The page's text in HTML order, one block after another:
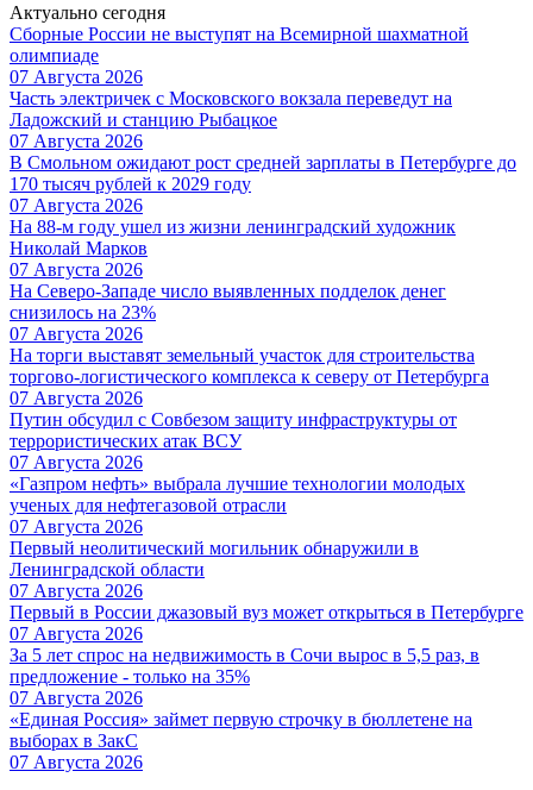
Актуально сегодня
Сборные России не выступят на Всемирной шахматной
олимпиаде
07 Августа 2026
Часть электричек с Московского вокзала переведут на
Ладожский и станцию Рыбацкое
07 Августа 2026
В Смольном ожидают рост средней зарплаты в Петербурге до
170 тысяч рублей к 2029 году
07 Августа 2026
На 88-м году ушел из жизни ленинградский художник
Николай Марков
07 Августа 2026
На Северо-Западе число выявленных подделок денег
снизилось на 23%
07 Августа 2026
На торги выставят земельный участок для строительства
торгово-логистического комплекса к северу от Петербурга
07 Августа 2026
Путин обсудил с Совбезом защиту инфраструктуры от
террористических атак ВСУ
07 Августа 2026
«Газпром нефть» выбрала лучшие технологии молодых
ученых для нефтегазовой отрасли
07 Августа 2026
Первый неолитический могильник обнаружили в
Ленинградской области
07 Августа 2026
Первый в России джазовый вуз может открыться в Петербурге
07 Августа 2026
За 5 лет спрос на недвижимость в Сочи вырос в 5,5 раз, в
предложение - только на 35%
07 Августа 2026
«Единая Россия» займет первую строчку в бюллетене на
выборах в ЗакС
07 Августа 2026